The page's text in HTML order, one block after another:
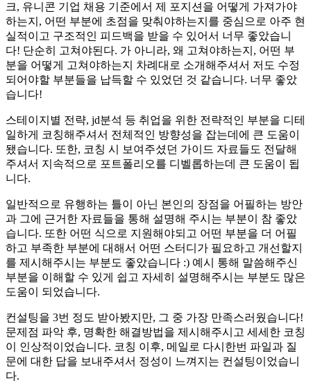
크, 유니콘 기업 채용 기준에서 제 포지션을 어떻게 가져가야
하는지, 어떤 부분에 초점을 맞춰야하는지를 중심으로 아주 현
실적이고 구조적인 피드백을 받을 수 있어서 너무 좋았습니
다! 단순히 고쳐야된다. 가 아니라, 왜 고쳐야하는지, 어떤 부
분을 어떻게 고쳐야하는지 차례대로 소개해주셔서 저도 수정
되어야할 부분들을 납득할 수 있었던 것 같습니다. 너무 좋았
습니다!
스테이지별 전략, jd분석 등 취업을 위한 전략적인 부분을 디테
일하게 코칭해주셔서 전체적인 방향성을 잡는데에 큰 도움이
됐습니다. 또한, 코칭 시 보여주셨던 가이드 자료들도 전달해
주셔서 지속적으로 포트폴리오를 디벨롭하는데 큰 도움이 됩
니다.
일반적으로 유행하는 틀이 아닌 본인의 장점을 어필하는 방안
과 그에 근거한 자료들을 통해 설명해 주시는 부분이 참 좋았
습니다. 또한 어떤 식으로 지원해야되고 어떤 부분을 더 어필
하고 부족한 부분에 대해서 어떤 스터디가 필요하고 개선할지
를 제시해주시는 부분도 좋았습니다 :) 예시 통해 말씀해주신
부분을 이해할 수 있게 쉽고 자세히 설명해주시는 부분도 많은
도움이 되었습니다.
컨설팅을 3번 정도 받아봤지만, 그 중 가장 만족스러웠습니다!
문제점 파악 후, 명확한 해결방법을 제시해주시고 세세한 코칭
이 인상적이었습니다. 코칭 이후, 메일로 다시한번 파일과 질
문에 대한 답을 보내주셔서 정성이 느껴지는 컨설팅이었습니
다.